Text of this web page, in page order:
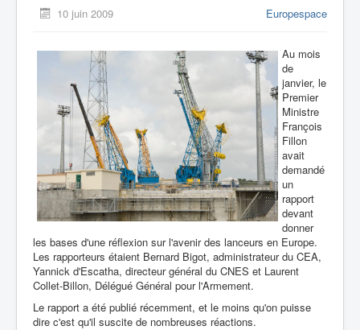
Europespace
10 juin 2009 Europespace
Au mois
de
janvier, le
Premier
Ministre
François
Fillon
avait
demandé
un
rapport
devant
donner
les bases d'une réflexion sur l'avenir des lanceurs en Europe.
Les rapporteurs étaient Bernard Bigot, administrateur du CEA,
Yannick d'Escatha, directeur général du CNES et Laurent
Collet-Billon, Délégué Général pour l'Armement.
Le rapport a été publié récemment, et le moins qu'on puisse
dire c'est qu'il suscite de nombreuses réactions.